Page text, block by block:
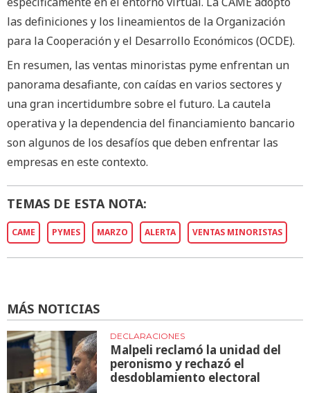
las definiciones y los lineamientos de la Organización
para la Cooperación y el Desarrollo Económicos (OCDE).
En resumen, las ventas minoristas pyme enfrentan un
panorama desafiante, con caídas en varios sectores y
una gran incertidumbre sobre el futuro. La cautela
operativa y la dependencia del financiamiento bancario
son algunos de los desafíos que deben enfrentar las
empresas en este contexto.
TEMAS DE ESTA NOTA:
CAME PYMES MARZO ALERTA VENTAS MINORISTAS
MÁS NOTICIAS
DECLARACIONES
Malpeli reclamó la unidad del
peronismo y rechazó el
desdoblamiento electoral